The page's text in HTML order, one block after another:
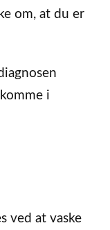
om, at du er
i
ved at vaske